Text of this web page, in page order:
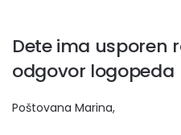
Dete ima usporen
odgovor logopeda
Poštovana Marina,